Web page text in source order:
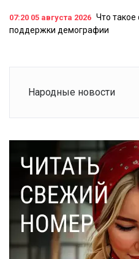
07:20 05 августа 2026 Что такое
поддержки демографии
Народные новости